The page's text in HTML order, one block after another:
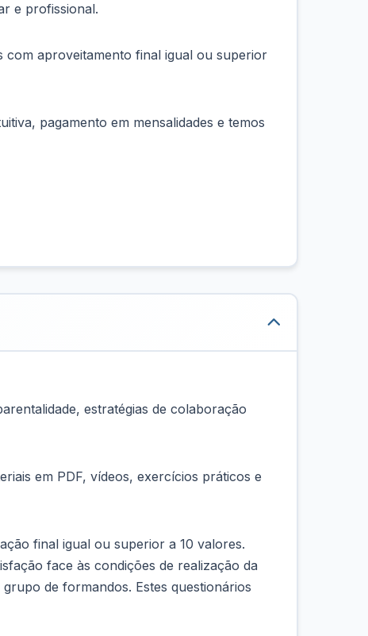
e profissional.
com aproveitamento final igual ou superior
pagamento em mensalidades e temos
estratégias de colaboração
em PDF, vídeos, exercícios práticos e
final igual ou superior a 10 valores.
face às condições de realização da
de formandos. Estes questionários